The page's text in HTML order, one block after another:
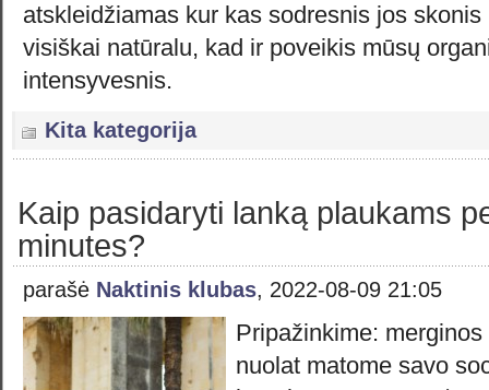
atskleidžiamas kur kas sodresnis jos skonis
visiškai natūralu, kad ir poveikis mūsų
intensyvesnis.
Kita kategorija
Kaip pasidaryti lanką plaukams
minutes?
parašė Naktinis klubas, 2022-08-09 21:05
Pripažinkime:
nuolat matome savo